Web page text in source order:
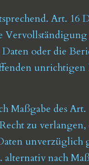
Art. 16
Vervollständigung
oder die
unrichtigen
Maßgabe des Art.
zu verlangen,
unverzüglich
nach